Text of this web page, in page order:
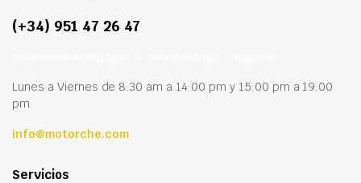
(+34) 951 47 26 47
Lunes a Viernes de 8:30 am a 14:00 pm y 15:00 pm a 19:00
pm
info@motorche.com
Servicios